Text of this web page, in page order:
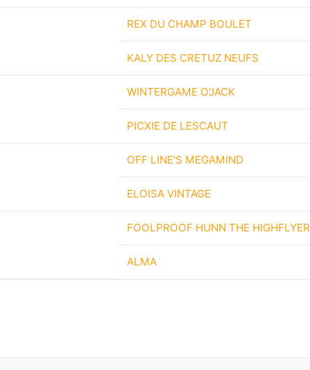
REX DU CHAMP BOULET
KALY DES CRETUZ NEUFS
WINTERGAME O'JACK
PICXIE DE LESCAUT
OFF LINE'S MEGAMIND
ELOISA VINTAGE
FOOLPROOF HUNN THE HIGHFLYER
ALMA